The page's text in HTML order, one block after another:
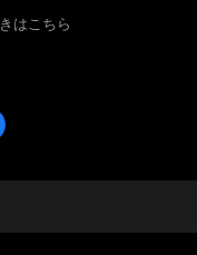
はこちら